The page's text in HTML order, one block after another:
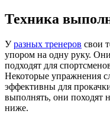
Техника
Уразных тренеров свои
упором на одну руку.
подходят для
Некоторые упражнения
эффективны для
выполнять, они походят
ниже.